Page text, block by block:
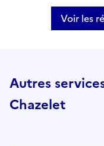
Voir les
Autres
Chazelet